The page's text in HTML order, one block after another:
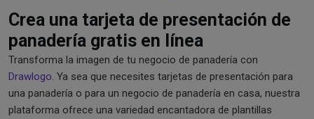
Crea una tarjeta de presentación de
panadería gratis en línea
Transforma la imagen de tu negocio de panadería con
Drawlogo. Ya sea que necesites tarjetas de presentación para
una panadería o para un negocio de panadería en casa, nuestra
plataforma ofrece una variedad encantadora de plantillas